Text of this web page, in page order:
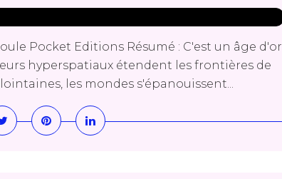
Pocket Editions Résumé : C'est un âge d'or
hyperspatiaux étendent les frontières de
les mondes s'épanouissent...